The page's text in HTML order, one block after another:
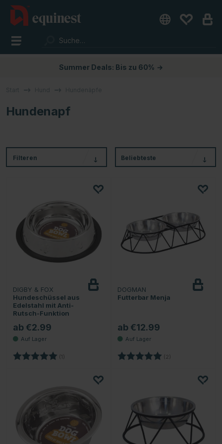
Summer Deals: Bis zu 60% →
Hundenapf
Filteren Beliebteste
DIGBY & FOX
Hundeschüssel aus
Edelstahl mit Anti-
Rutsch-Funktion
ab €2.99
Bewertung: (1)
DOGMAN
Futterbar Menja
ab €12.99
Bewertung: (2)